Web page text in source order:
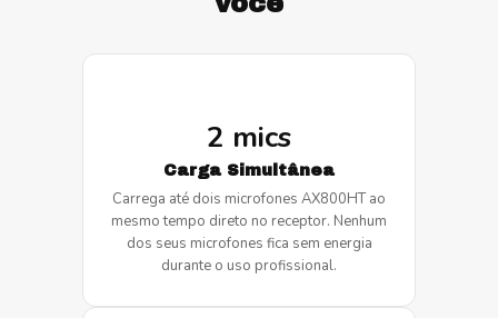
2 mics
Carga Simultânea
Carrega até dois microfones AX800HT ao
mesmo tempo direto no receptor. Nenhum
dos seus microfones fica sem energia
durante o uso profissional.